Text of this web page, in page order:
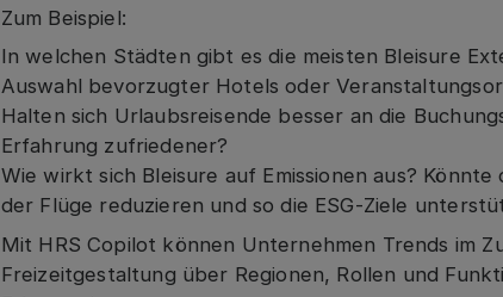
Zum Beispiel:
In welchen Städten gibt es die meisten Bleisure
Auswahl bevorzugter Hotels oder
Halten sich Urlaubsreisende besser an die
Erfahrung zufriedener?
Wie wirkt sich Bleisure auf Emissionen aus?
der Flüge reduzieren und so die ESG-Ziele
Mit HRS Copilot können Unternehmen Trends im
Freizeitgestaltung über Regionen, Rollen und